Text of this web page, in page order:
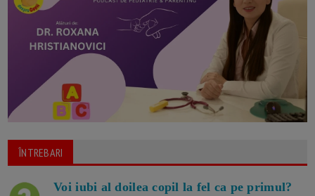
ÎNTREBARI
Voi iubi al doilea copil la fel ca pe primul?